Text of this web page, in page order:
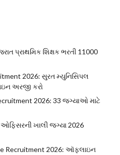
પ્રાથમિક શિક્ષક ભરતી 11000
2026: સુરત મ્યુનિસિપલ
અરજી કરો
2026: 33 જગ્યાઓ માટે
ખાલી જગ્યા 2026
Recruitment 2026: ઑફલાઇન